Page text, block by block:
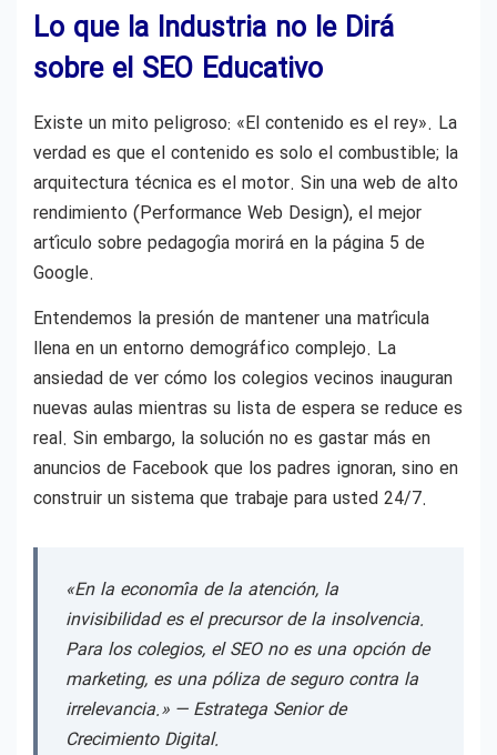
Lo que la Industria no le Dirá
sobre el SEO Educativo
Existe un mito peligroso: «El contenido es el rey». La
verdad es que el contenido es solo el combustible; la
arquitectura técnica es el motor. Sin una web de alto
rendimiento (Performance Web Design), el mejor
artículo sobre pedagogía morirá en la página 5 de
Google.
Entendemos la presión de mantener una matrícula
llena en un entorno demográfico complejo. La
ansiedad de ver cómo los colegios vecinos inauguran
nuevas aulas mientras su lista de espera se reduce es
real. Sin embargo, la solución no es gastar más en
anuncios de Facebook que los padres ignoran, sino en
construir un sistema que trabaje para usted 24/7.
«En la economía de la atención, la
invisibilidad es el precursor de la insolvencia.
Para los colegios, el SEO no es una opción de
marketing, es una póliza de seguro contra la
irrelevancia.» — Estratega Senior de
Crecimiento Digital.